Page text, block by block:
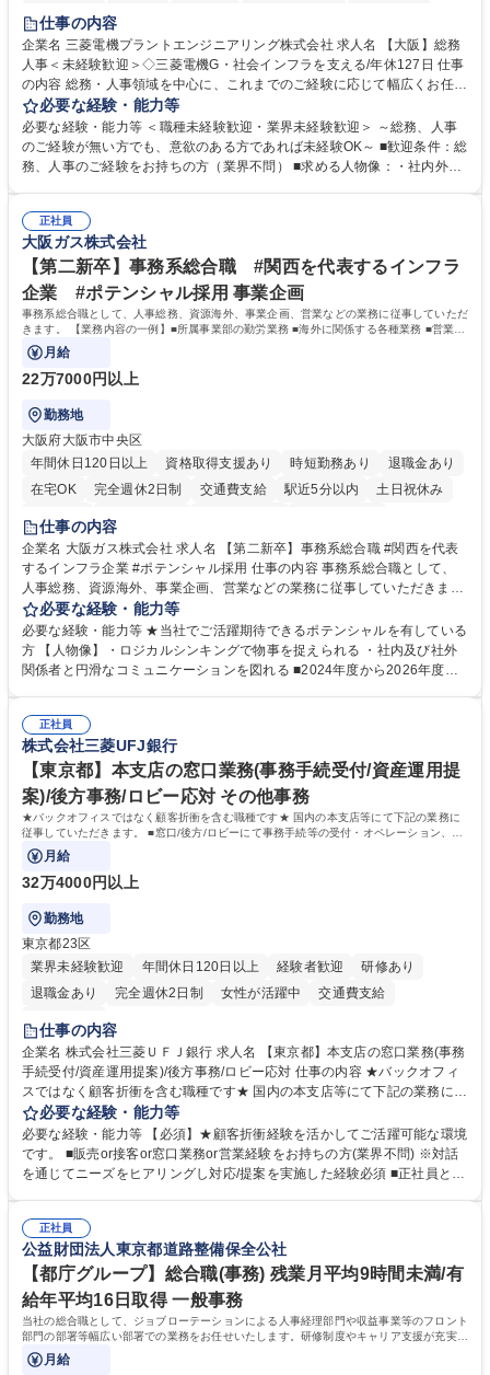
退職金あり
駅近5分以内
土日祝休み 服装自由 寮・社宅あり 食事補助あり
仕事の内容
企業名 三菱電機プラントエンジニアリング株式会社 求人名 【大阪】総務
人事＜未経験歓迎＞◇三菱電機G・社会インフラを支える/年休127日 仕事
の内容 総務・人事領域を中心に、これまでのご経験に応じて幅広くお任せ
します。 ＜具体的には＞ ・総務/人事労務（給与・社保・勤怠管理など）
・採用・教育研修 ・福利厚生運用 など ※基本的には事務所勤務ですが、
採用や教育等の業務内容により、関西圏以外への日帰り・宿泊を伴う国内
出張もございます。 ※担当業務を持ちつつ、お互いに助け合いながら、総
必要な経験・能力等
必要な経験・能力等 ＜職種未経験歓迎・業界未経験歓迎＞ ～総務、人事
のご経験が無い方でも、意欲のある方であれば未経験OK～ ■歓迎条件：総
務、人事のご経験をお持ちの方（業界不問） ■求める人物像：・社内外の
正社員
大阪ガス株式会社
【第二新卒】事務系総合職 #関西を代表するインフラ
企業 #ポテンシャル採用 事業企画
事務系総合職として、人事総務、資源海外、事業企画、営業などの業務に従事していただ
きます。 【業務内容の一例】■所属事業部の勤労業務 ■海外に関係する各種業務 ■営業部
門の企画スタッフ、ルート営業
月給
22万7000円以上
勤務地
大阪府大阪市中央区
年間休日120日以上
資格取得支援あり 時短勤務あり
退職金あり
在宅OK
完全週休2日制 交通費支給 駅近5分以内
土日祝休み
服装自由
第二新卒歓迎
仕事の内容
企業名 大阪ガス株式会社 求人名 【第二新卒】事務系総合職 #関西を代表
するインフラ企業 #ポテンシャル採用 仕事の内容 事務系総合職として、
人事総務、資源海外、事業企画、営業などの業務に従事していただきま
す。 【業務内容の一例】■所属事業部の勤労業務 ■海外に関係する各種業
務 ■営業部門の企画スタッフ、ルート営業 【キャリアパス】入社後の配属
ポジションで一定期間ご活躍頂いた後、本人の適性及び将来のキャリアを
鑑みてジョブローテーションを行います。 【育成】OJTでの現場育成や研
表するインフラ企業 #ポテンシャル採用
必要な経験・能力等
必要な経験・能力等 ★当社でご活躍期待できるポテンシャルを有している
方 【人物像】・ロジカルシンキングで物事を捉えられる ・社内及び社外
関係者と円滑なコミュニケーションを図れる ■2024年度から2026年度ま
72.html ■エネルギーセキュリティの不安定化や気候変動による自然災害の
甚大化など、これまで以上に社会課題解決の重要性が高まっています。
「未来の日常」の創造に向けて持続可能な社会の実現に貢献してまいりま
す。 学歴・資格 学歴：大学院 大学 語学力： 資格：
正社員
株式会社三菱UFJ銀行
【東京都】本支店の窓口業務(事務手続受付/資産運用提
案)/後方事務/ロビー応対 その他事務
★バックオフィスではなく顧客折衝を含む職種です★ 国内の本支店等にて下記の業務に
従事していただきます。 ■窓口/後方/ロビーにて事務手続等の受付・オペレーション、お
客様対応
月給
32万4000円以上
勤務地
東京都23区
業界未経験歓迎
年間休日120日以上 経験者歓迎
研修あり
退職金あり
完全週休2日制 女性が活躍中
交通費支給
土日祝休み
仕事の内容
企業名 株式会社三菱ＵＦＪ銀行 求人名 【東京都】本支店の窓口業務(事務
手続受付/資産運用提案)/後方事務/ロビー応対 仕事の内容 ★バックオフィ
スではなく顧客折衝を含む職種です★ 国内の本支店等にて下記の業務に従
事していただきます。 ■窓口/後方/ロビーにて事務手続等の受付・オペレ
ーション、お客様対応 ■窓口にて、ご来店された個人のお客様に対して金
融商品のご提案 ■効率的な事務運用の検討・構築等 ≪業務紹介：ご応募前
に必ずご覧ください≫ ※記事 https://www.mysite.bk.mufg.jp/career/circle/
必要な経験・能力等
必要な経験・能力等 【必須】★顧客折衝経験を活かしてご活躍可能な環境
です。 ■販売or接客or窓口業務or営業経験をお持ちの方(業界不問) ※対話
を通じてニーズをヒアリングし対応/提案を実施した経験必須 ■正社員とし
るので安心して入行いただけます。 幅広いキャリアの選択肢があり、公募
や社内副業等を活用し、 一人ひとりが挑戦できるカルチャーが浸透してい
ます。 学歴・資格 学歴：大学院 大学 高専 短大 専修学校 高校 語学力：
資格：
正社員
公益財団法人東京都道路整備保全公社
【都庁グループ】総合職(事務) 残業月平均9時間未満/有
給年平均16日取得 一般事務
当社の総合職として、ジョブローテーションによる人事経理部門や収益事業等のフロント
部門の部署等幅広い部署での業務をお任せいたします。研修制度やキャリア支援が充実し
ております！ ※下記業務詳細
月給